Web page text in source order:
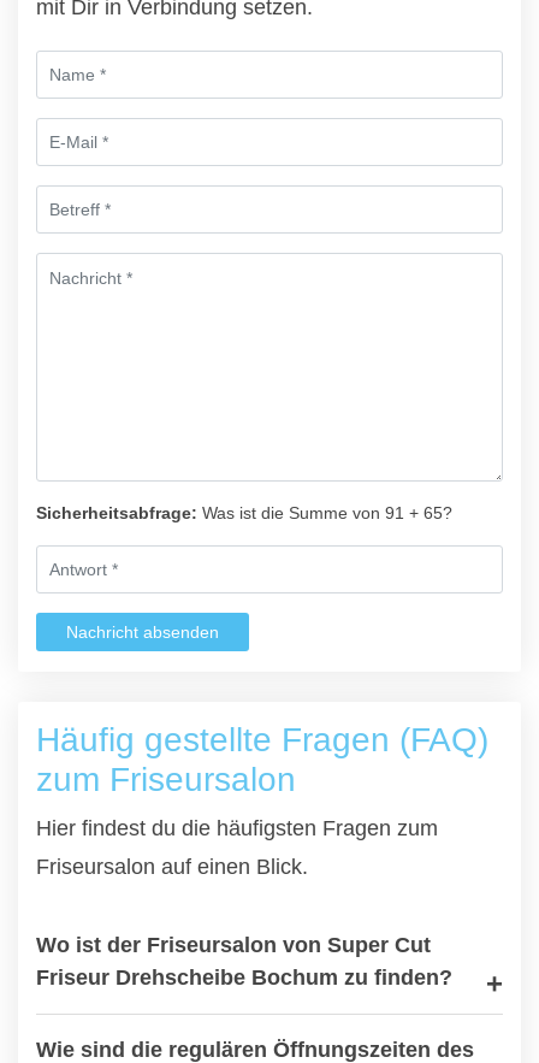
mit Dir in Verbindung setzen.
Sicherheitsabfrage: Was ist die Summe von 91 + 65?
Nachricht absenden
Häufig gestellte Fragen (FAQ)
zum Friseursalon
Hier findest du die häufigsten Fragen zum
Friseursalon auf einen Blick.
Wo ist der Friseursalon von Super Cut
Friseur Drehscheibe Bochum zu finden?
Wie sind die regulären Öffnungszeiten des